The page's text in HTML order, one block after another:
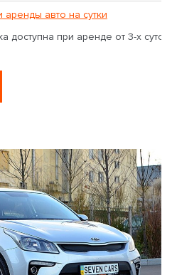
аренды авто на сутки
доступна при аренде от 3-х суток